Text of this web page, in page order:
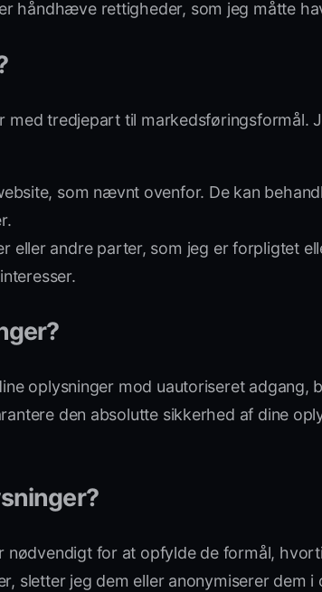
håndhæve rettigheder, som jeg måtte
tredjepart til
som nævnt ovenfor. De kan
eller andre parter, som jeg er forpligtet
oplysninger mod uautoriseret adgang,
den absolutte sikkerhed af dine
for at opfylde de formål,
sletter jeg dem eller anonymiserer dem